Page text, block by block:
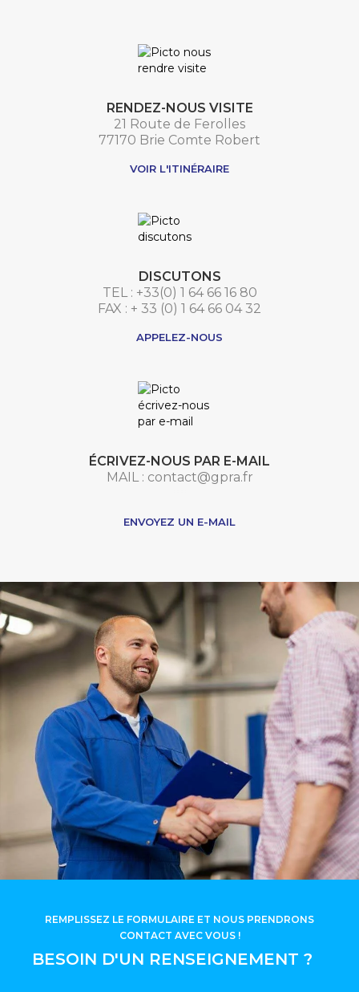
RENDEZ-NOUS VISITE
21 Route de Ferolles
77170 Brie Comte Robert
VOIR L'ITINÉRAIRE
DISCUTONS
TEL : +33(0) 1 64 66 16 80
FAX : + 33 (0) 1 64 66 04 32
APPELEZ-NOUS
ÉCRIVEZ-NOUS PAR E-MAIL
MAIL : contact@gpra.fr
ENVOYEZ UN E-MAIL
BESOIN D'UN RENSEIGNEMENT ?
REMPLISSEZ LE FORMULAIRE ET NOUS PRENDRONS
CONTACT AVEC VOUS !